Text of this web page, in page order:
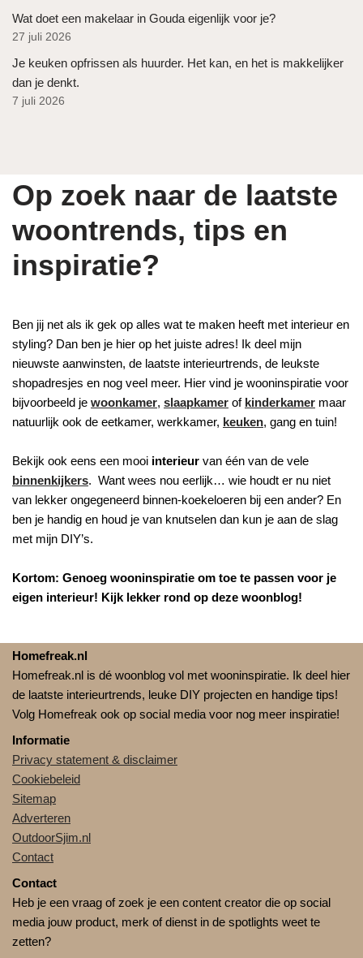
Wat doet een makelaar in Gouda eigenlijk voor je?
27 juli 2026
Je keuken opfrissen als huurder. Het kan, en het is makkelijker
dan je denkt.
7 juli 2026
Op zoek naar de laatste
woontrends, tips en
inspiratie?
Ben jij net als ik gek op alles wat te maken heeft met interieur en
styling? Dan ben je hier op het juiste adres! Ik deel mijn
nieuwste aanwinsten, de laatste interieurtrends, de leukste
shopadresjes en nog veel meer. Hier vind je wooninspiratie voor
bijvoorbeeld je woonkamer, slaapkamer of kinderkamer maar
natuurlijk ook de eetkamer, werkkamer, keuken, gang en tuin!
Bekijk ook eens een mooi interieur van één van de vele
binnenkijkers. Want wees nou eerlijk… wie houdt er nu niet
van lekker ongegeneerd binnen-koekeloeren bij een ander? En
ben je handig en houd je van knutselen dan kun je aan de slag
met mijn DIY’s.
Kortom: Genoeg wooninspiratie om toe te passen voor je
eigen interieur! Kijk lekker rond op deze woonblog!
Homefreak.nl
Homefreak.nl is dé woonblog vol met wooninspiratie. Ik deel hier
de laatste interieurtrends, leuke DIY projecten en handige tips!
Volg Homefreak ook op social media voor nog meer inspiratie!
Informatie
Privacy statement & disclaimer
Cookiebeleid
Sitemap
Adverteren
OutdoorSjim.nl
Contact
Contact
Heb je een vraag of zoek je een content creator die op social
media jouw product, merk of dienst in de spotlights weet te
zetten?